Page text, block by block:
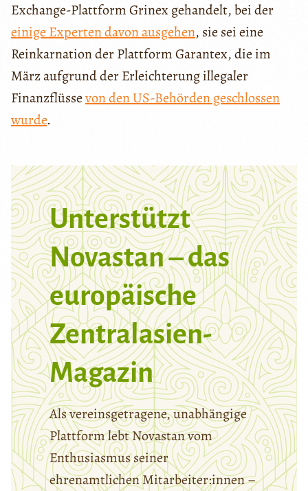
Exchange-Plattform Grinex gehandelt, bei der
einige Experten davon ausgehen, sie sei eine
Reinkarnation der Plattform Garantex, die im
März aufgrund der Erleichterung illegaler
Finanzflüssevon den US-Behörden geschlossen
wurde.
Unterstützt
Novastan – das
europäische
Zentralasien-
Magazin
Als vereinsgetragene, unabhängige
Plattform lebt Novastan vom
Enthusiasmus seiner
ehrenamtlichen Mitarbeiter:innen –